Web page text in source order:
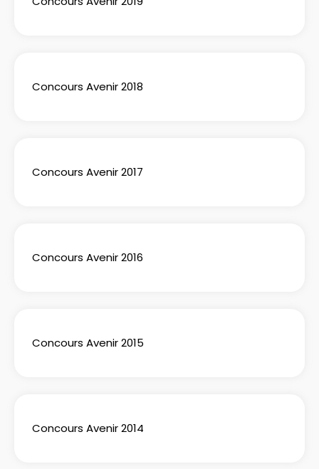
Concours Avenir 2018
Concours Avenir 2017
Concours Avenir 2016
Concours Avenir 2015
Concours Avenir 2014